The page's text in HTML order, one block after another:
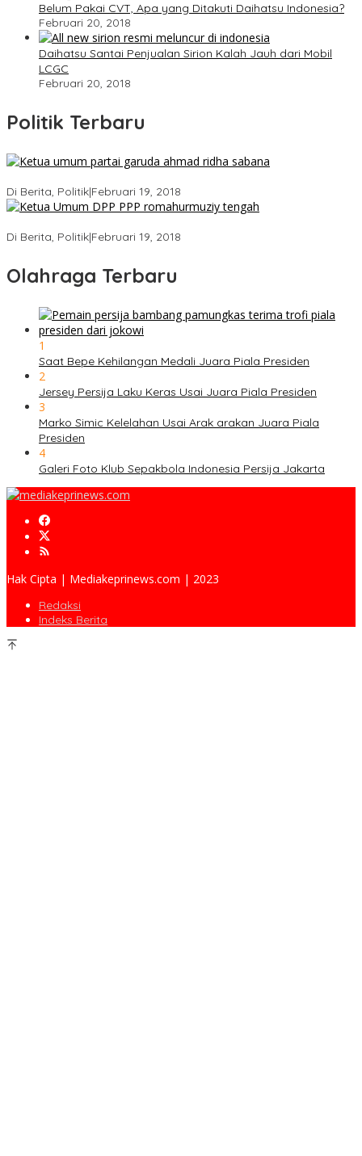
Belum Pakai CVT, Apa yang Ditakuti Daihatsu Indonesia?
Februari 20, 2018
Daihatsu Santai Penjualan Sirion Kalah Jauh dari Mobil
LCGC
Februari 20, 2018
Politik Terbaru
Di Berita, Politik|Februari 19, 2018
Di Berita, Politik|Februari 19, 2018
Olahraga Terbaru
1
Saat Bepe Kehilangan Medali Juara Piala Presiden
2
Jersey Persija Laku Keras Usai Juara Piala Presiden
3
Marko Simic Kelelahan Usai Arak arakan Juara Piala
Presiden
4
Galeri Foto Klub Sepakbola Indonesia Persija Jakarta
Hak Cipta | Mediakeprinews.com | 2023
Redaksi
Indeks Berita